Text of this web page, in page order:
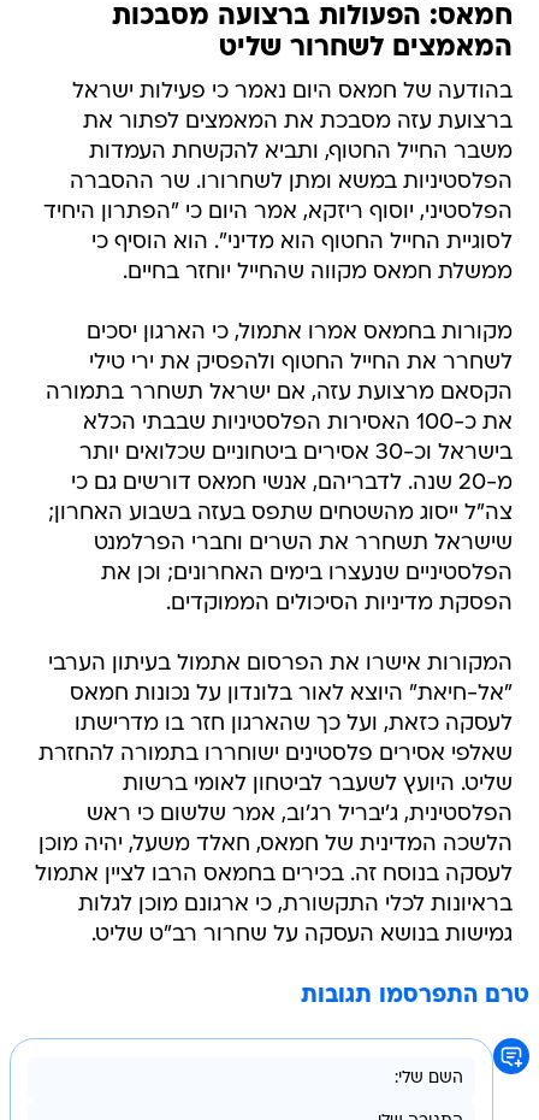
חמאס: הפעולות ברצועה מסבכות
המאמצים לשחרור שליט
בהודעה של חמאס היום נאמר כי פעילות ישראל
ברצועת עזה מסבכת את המאמצים לפתור את
משבר החייל החטוף, ותביא להקשחת העמדות
הפלסטיניות במשא ומתן לשחרורו. שר ההסברה
הפלסטיני, יוסוף ריזקא, אמר היום כי "הפתרון היחיד
לסוגיית החייל החטוף הוא מדיני". הוא הוסיף כי
ממשלת חמאס מקווה שהחייל יוחזר בחיים.
מקורות בחמאס אמרו אתמול, כי הארגון יסכים
לשחרר את החייל החטוף ולהפסיק את ירי טילי
הקסאם מרצועת עזה, אם ישראל תשחרר בתמורה
את כ-100 האסירות הפלסטיניות שבבתי הכלא
בישראל וכ-30 אסירים ביטחוניים שכלואים יותר
מ-20 שנה. לדבריהם, אנשי חמאס דורשים גם כי
צה"ל ייסוג מהשטחים שתפס בעזה בשבוע האחרון;
שישראל תשחרר את השרים וחברי הפרלמנט
הפלסטיניים שנעצרו בימים האחרונים; וכן את
הפסקת מדיניות הסיכולים הממוקדים.
המקורות אישרו את הפרסום אתמול בעיתון הערבי
"אל-חיאת" היוצא לאור בלונדון על נכונות חמאס
לעסקה כזאת, ועל כך שהארגון חזר בו מדרישתו
שאלפי אסירים פלסטינים ישוחררו בתמורה להחזרת
שליט. היועץ לשעבר לביטחון לאומי ברשות
הפלסטינית, ג'יבריל רג'וב, אמר שלשום כי ראש
הלשכה המדינית של חמאס, חאלד משעל, יהיה מוכן
לעסקה בנוסח זה. בכירים בחמאס הרבו לציין אתמול
בראיונות לכלי התקשורת, כי ארגונם מוכן לגלות
גמישות בנושא העסקה על שחרור רב"ט שליט.
טרם התפרסמו תגובות